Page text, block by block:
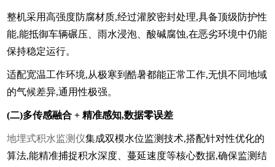
整机采用高强度防腐材质,经过灌胶密封处理,具备顶级防护性
能,能抵御车辆碾压、雨水浸泡、酸碱腐蚀,在恶劣环境中仍能
保持稳定运行。
适配宽温工作环境,从极寒到酷暑都能正常工作,无惧不同地域
的气候差异,通用性极强。
(二)多传感融合 + 精准感知,数据零误差
地埋式积水监测仪集成双模水位监测技术,搭配针对性优化的
算法,能精准捕捉积水深度、蔓延速度等核心数据,确保监测结